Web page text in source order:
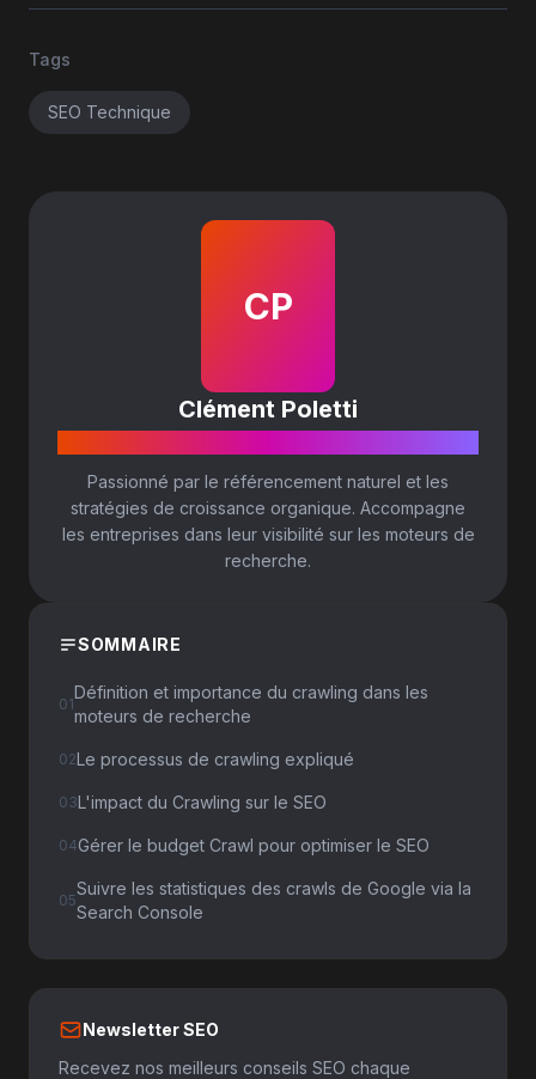
Tags
SEO Technique
CP
Clément Poletti
Passionné par le référencement naturel et les
stratégies de croissance organique. Accompagne
les entreprises dans leur visibilité sur les moteurs de
recherche.
SOMMAIRE
01
Définition et importance du crawling dans les
moteurs de recherche
02Le processus de crawling expliqué
03L'impact du Crawling sur le SEO
04Gérer le budget Crawl pour optimiser le SEO
05
Suivre les statistiques des crawls de Google via la
Search Console
Newsletter SEO
Recevez nos meilleurs conseils SEO chaque